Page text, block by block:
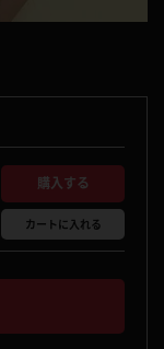
購入する
カート に入れる